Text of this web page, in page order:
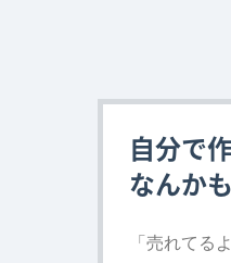
自分で
なんか
「売れてる